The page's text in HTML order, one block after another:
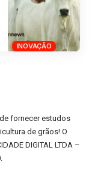
INOVAÇÃO
fornecer estudos
de grãos! O
DIGITAL LTDA –